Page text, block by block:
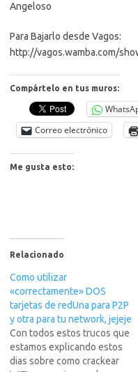
Angeloso
Para Bajarlo desde Vagos:
http://vagos.wamba.com/
Compártelo en tus muros:
Correo electrónico
Me gusta esto:
Relacionado
Como utilizar
«correctamente» DOS
tarjetas de redUna para P2P
y otra para tu network, jejeje
Con todos estos trucos que
estamos explicando estos
dias sobre como crackear